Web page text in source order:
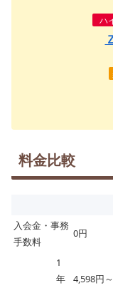
ハ
料金比較
入会金・事務
手数料
0円
1
年
4,598円～